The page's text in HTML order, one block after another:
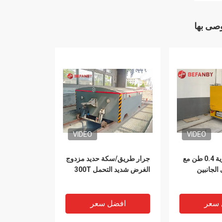
بها
VIDEO
جرار طريق/سكة حديد مزدوج
الغرض شديد التحمل 300T
افضل سعر
VIDEO
عربة نقل ببطارية 0.4 طن مع
الجانبين
سعر